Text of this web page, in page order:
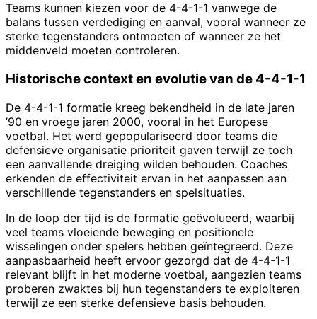
Teams kunnen kiezen voor de 4-4-1-1 vanwege de
balans tussen verdediging en aanval, vooral wanneer ze
sterke tegenstanders ontmoeten of wanneer ze het
middenveld moeten controleren.
Historische context en evolutie van de 4-4-1-1
De 4-4-1-1 formatie kreeg bekendheid in de late jaren
’90 en vroege jaren 2000, vooral in het Europese
voetbal. Het werd gepopulariseerd door teams die
defensieve organisatie prioriteit gaven terwijl ze toch
een aanvallende dreiging wilden behouden. Coaches
erkenden de effectiviteit ervan in het aanpassen aan
verschillende tegenstanders en spelsituaties.
In de loop der tijd is de formatie geëvolueerd, waarbij
veel teams vloeiende beweging en positionele
wisselingen onder spelers hebben geïntegreerd. Deze
aanpasbaarheid heeft ervoor gezorgd dat de 4-4-1-1
relevant blijft in het moderne voetbal, aangezien teams
proberen zwaktes bij hun tegenstanders te exploiteren
terwijl ze een sterke defensieve basis behouden.